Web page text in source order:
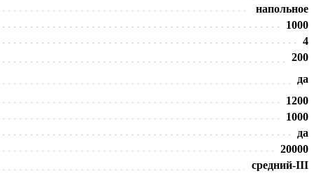
напольное
1000
4
200
да
1200
1000
да
20000
средний-III